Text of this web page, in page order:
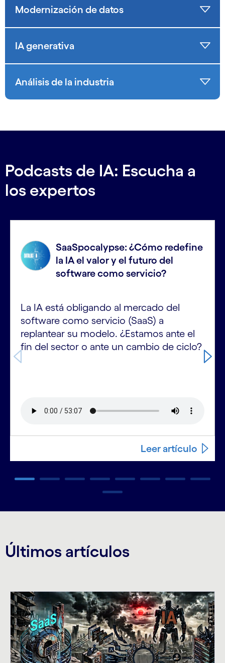
Modernización de datos
IA generativa
Análisis de la industria
Podcasts de IA: Escucha a
los expertos
SaaSpocalypse: ¿Cómo redefine
la IA el valor y el futuro del
software como servicio?
La IA está obligando al mercado del
software como servicio (SaaS) a
replantear su modelo. ¿Estamos ante el
fin del sector o ante un cambio de ciclo?
Leer artículo
Últimos artículos